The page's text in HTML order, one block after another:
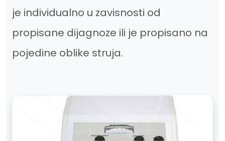
je individualno u zavisnosti od
propisane dijagnoze ili je propisano na
pojedine oblike struja.